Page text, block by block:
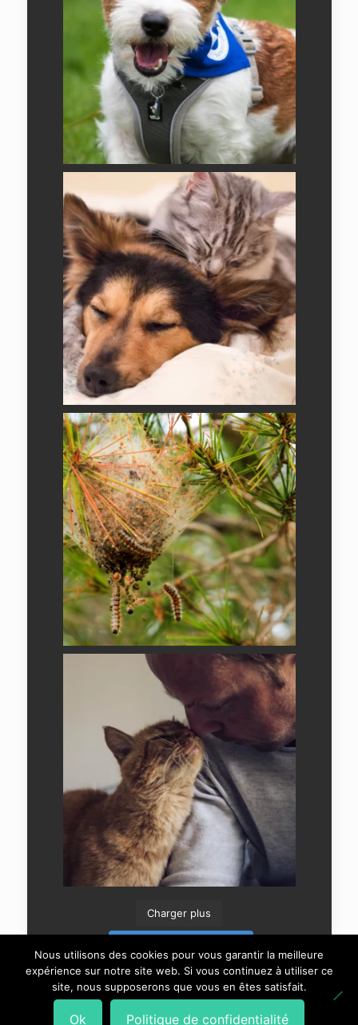
Charger plus
Nous utilisons des cookies pour vous garantir la meilleure
expérience sur notre site web. Si vous continuez à utiliser ce
site, nous supposerons que vous en êtes satisfait.
Ok Politique de confidentialité